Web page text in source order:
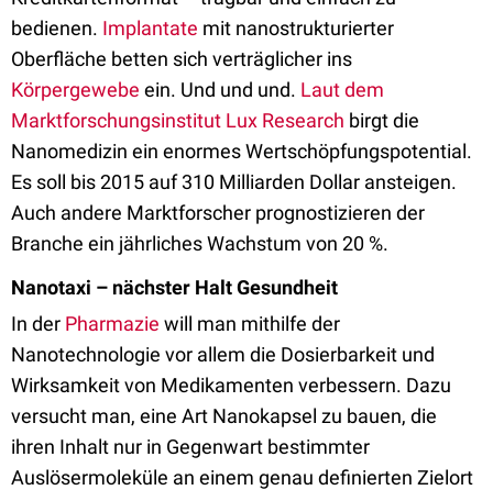
bedienen. Implantate mit nanostrukturierter
Oberfläche betten sich verträglicher ins
Körpergewebe ein. Und und und. Laut dem
Marktforschungsinstitut Lux Research birgt die
Nanomedizin ein enormes Wertschöpfungspotential.
Es soll bis 2015 auf 310 Milliarden Dollar ansteigen.
Auch andere Marktforscher prognostizieren der
Branche ein jährliches Wachstum von 20 %.
Nanotaxi – nächster Halt Gesundheit
In der Pharmazie will man mithilfe der
Nanotechnologie vor allem die Dosierbarkeit und
Wirksamkeit von Medikamenten verbessern. Dazu
versucht man, eine Art Nanokapsel zu bauen, die
ihren Inhalt nur in Gegenwart bestimmter
Auslösermoleküle an einem genau definierten Zielort